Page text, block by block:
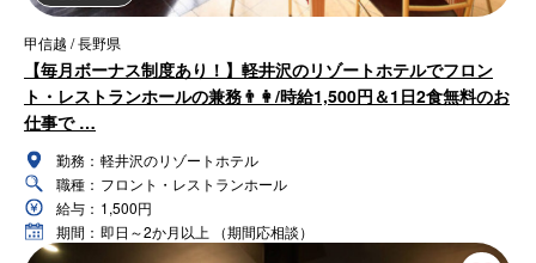
甲信越 / 長野県
【毎月ボーナス制度あり！】軽井沢のリゾートホテルでフロン
ト・レストランホールの兼務👨👩/時給1,500円＆1日2食無料のお
仕事で …
勤務： 軽井沢のリゾートホテル
職種： フロント・レストランホール
給与： 1,500円
期間： 即日～2か月以上 （期間応相談）